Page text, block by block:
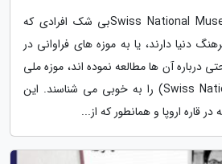
موزه ملی سوئیس | Swiss National Museumبی شک افرادی که
دنیا دارند، یا به موزه های فراوانی در
درباره آن ها مطالعه نموده اند، موزه ملی
سوئیس (Swiss National Museum) را به خوبی می شناسند. این
قاره اروپا و همانطور که از...